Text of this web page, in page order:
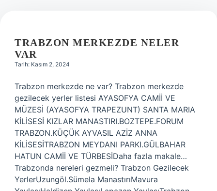
TRABZON MERKEZDE NELER
VAR
Tarih: Kasım 2, 2024
Trabzon merkezde ne var? Trabzon merkezde
gezilecek yerler listesi AYASOFYA CAMİİ VE
MÜZESİ (AYASOFYA TRAPEZUNT) SANTA MARIA
KİLİSESİ KIZLAR MANASTIRI.BOZTEPE.FORUM
TRABZON.KÜÇÜK AYVASIL AZİZ ANNA
KİLİSESİTRABZON MEYDANI PARKI.GÜLBAHAR
HATUN CAMİİ VE TÜRBESİDaha fazla makale…
Trabzonda nereleri gezmeli? Trabzon Gezilecek
YerlerUzungöl.Sümela ManastırıMavura